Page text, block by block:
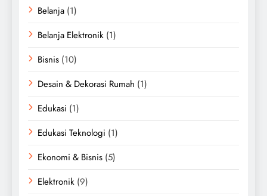
Belanja (1)
Belanja Elektronik (1)
Bisnis (10)
Desain & Dekorasi Rumah (1)
Edukasi (1)
Edukasi Teknologi (1)
Ekonomi & Bisnis (5)
Elektronik (9)